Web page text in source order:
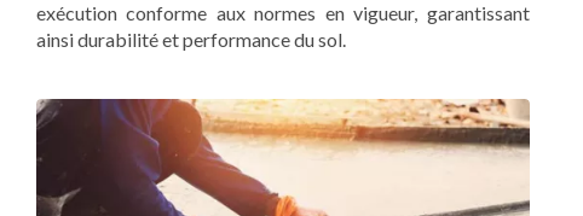
exécution conforme aux normes en vigueur, garantissant
ainsi durabilité et performance du sol.